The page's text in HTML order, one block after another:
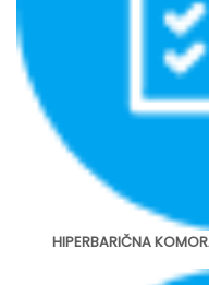
HIPERBARIČNA